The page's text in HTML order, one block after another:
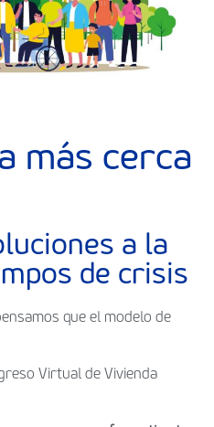
más cerca
a la
de crisis
que el modelo de
Virtual de Vivienda